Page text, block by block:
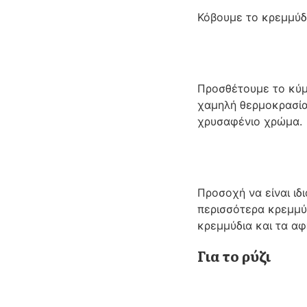
Κόβουμε το
Προσθέτουμε το
χαμηλή
χρυσαφένιο χρώμα.
Προσοχή να είναι
περισσότερα
κρεμμύδια και τα
Για το ρύζι